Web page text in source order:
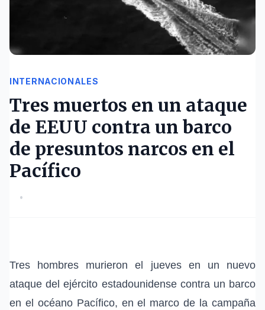
INTERNACIONALES
Tres muertos en un ataque
de EEUU contra un barco
de presuntos narcos en el
Pacífico
•
Tres hombres murieron el jueves en un nuevo
ataque del ejército estadounidense contra un barco
en el océano Pacífico, en el marco de lacampaña